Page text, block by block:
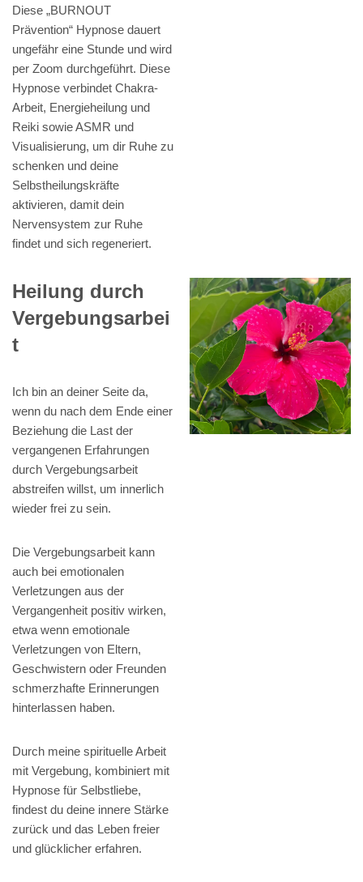
Diese „BURNOUT
Prävention“ Hypnose dauert
ungefähr eine Stunde und wird
per Zoom durchgeführt. Diese
Hypnose verbindet Chakra-
Arbeit, Energieheilung und
Reiki sowie ASMR und
Visualisierung, um dir Ruhe zu
schenken und deine
Selbstheilungskräfte
aktivieren, damit dein
Nervensystem zur Ruhe
findet und sich regeneriert.
Heilung durch
Vergebungsarbei
t
Ich bin an deiner Seite da,
wenn du nach dem Ende einer
Beziehung die Last der
vergangenen Erfahrungen
durch Vergebungsarbeit
abstreifen willst, um innerlich
wieder frei zu sein.
Die Vergebungsarbeit kann
auch bei emotionalen
Verletzungen aus der
Vergangenheit positiv wirken,
etwa wenn emotionale
Verletzungen von Eltern,
Geschwistern oder Freunden
schmerzhafte Erinnerungen
hinterlassen haben.
Durch meine spirituelle Arbeit
mit Vergebung, kombiniert mit
Hypnose für Selbstliebe,
findest du deine innere Stärke
zurück und das Leben freier
und glücklicher erfahren.